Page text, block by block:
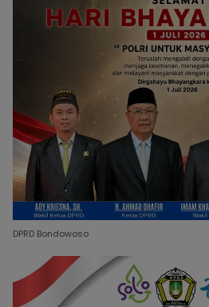
DPRD Bondowoso